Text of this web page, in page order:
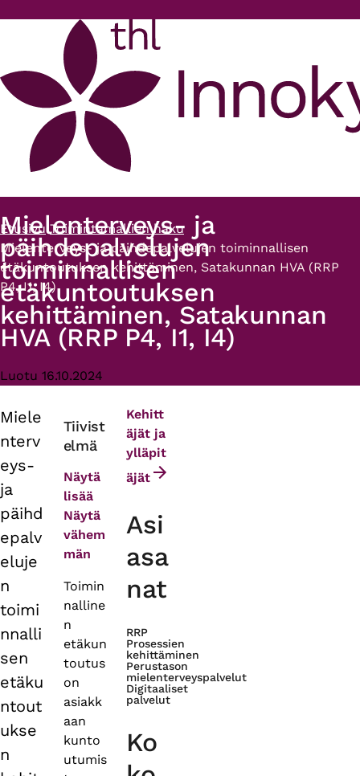
Murupolku
Etusivu Toimintamallien haku
Mielenterveys- ja päihdepalvelujen toiminnallisen
etäkuntoutuksen kehittäminen, Satakunnan HVA (RRP
P4, I1, I4)
Mielenterveys- ja
päihdepalvelujen
toiminnallisen
etäkuntoutuksen
kehittäminen, Satakunnan
HVA (RRP P4, I1, I4)
Luotu 16.10.2024
Primary
tabs
Miele
nterv
eys-
ja
päihd
epalv
eluje
n
toimi
nnalli
sen
etäku
ntout
ukse
n
Tiivist
elmä
Näytä
lisää
Näytä
vähem
män
Toimin
nalline
n
etäkun
toutus
on
asiakk
aan
kunto
utumis
Kehitt
äjät ja
ylläpit
äjät
Asi
asa
nat
RRP
Prosessien
kehittäminen
Perustason
mielenterveyspalvelut
Digitaaliset
palvelut
Ko